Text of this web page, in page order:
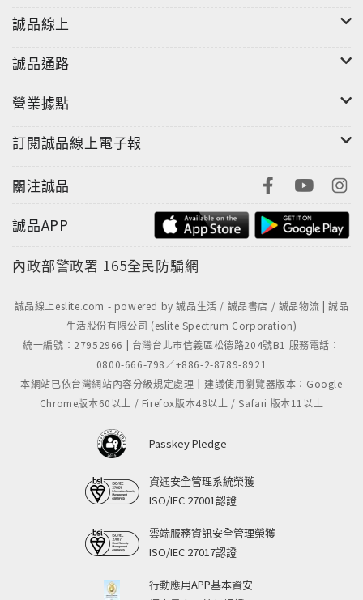
誠品線上
誠品通路
營業據點
訂閱誠品線上電子報
關注誠品
誠品APP
內政部警政署 165全民防騙網
誠品線上eslite.com - powered by 誠品生活 / 誠品書店 / 誠品物流 | 誠品
生活股份有限公司 (eslite Spectrum Corporation)
統一編號：27952966 | 台灣台北市信義區松德路204號B1 服務電話：
0800-666-798／+886-2-8789-8921
本網站已依台灣網站內容分級規定處理｜建議使用瀏覽器版本：Google
Chrome版本60以上 / Firefox版本48以上 / Safari 版本11以上
Passkey Pledge
資通安全管理系統榮獲
ISO/IEC 27001認證
雲端服務資訊安全管理榮獲
ISO/IEC 27017認證
行動應用APP基本資安